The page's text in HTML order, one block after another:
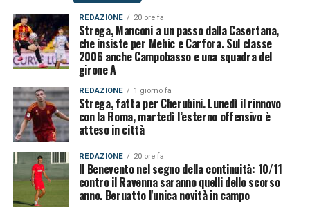
REDAZIONE 20 ore fa
Strega, Manconi a un passo dalla Casertana,
che insiste per Mehic e Carfora. Sul classe
2006 anche Campobasso e una squadra del
girone A
REDAZIONE 1 giorno fa
Strega, fatta per Cherubini. Lunedì il rinnovo
con la Roma, martedì l’esterno offensivo è
atteso in città
REDAZIONE 20 ore fa
Il Benevento nel segno della continuità: 10/11
contro il Ravenna saranno quelli dello scorso
anno. Beruatto l'unica novità in campo